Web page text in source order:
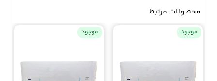
محصولات مرتبط
موجود موجود